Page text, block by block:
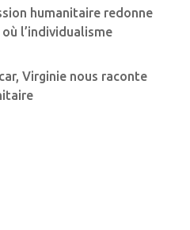
humanitaire redonne
l’individualisme
Virginie nous raconte